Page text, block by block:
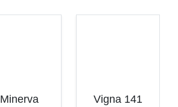
Minerva
Vigna 141